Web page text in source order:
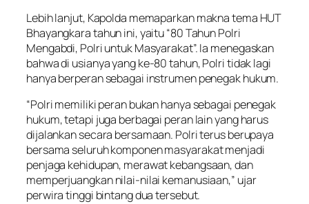
Lebih lanjut, Kapolda memaparkan makna tema HUT
Bhayangkara tahun ini, yaitu “80 Tahun Polri
Mengabdi, Polri untuk Masyarakat”. Ia menegaskan
bahwa di usianya yang ke-80 tahun, Polri tidak lagi
hanya berperan sebagai instrumen penegak hukum.
“Polri memiliki peran bukan hanya sebagai penegak
hukum, tetapi juga berbagai peran lain yang harus
dijalankan secara bersamaan. Polri terus berupaya
bersama seluruh komponen masyarakat menjadi
penjaga kehidupan, merawat kebangsaan, dan
memperjuangkan nilai-nilai kemanusiaan,” ujar
perwira tinggi bintang dua tersebut.